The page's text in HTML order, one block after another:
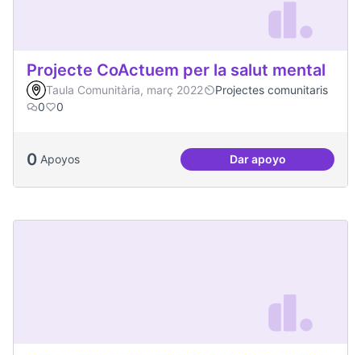
Projecte CoActuem per la salut mental
Taula Comunitària, març 2022
Projectes comunitaris
0
0
0 Apoyos Dar apoyo
Projecte